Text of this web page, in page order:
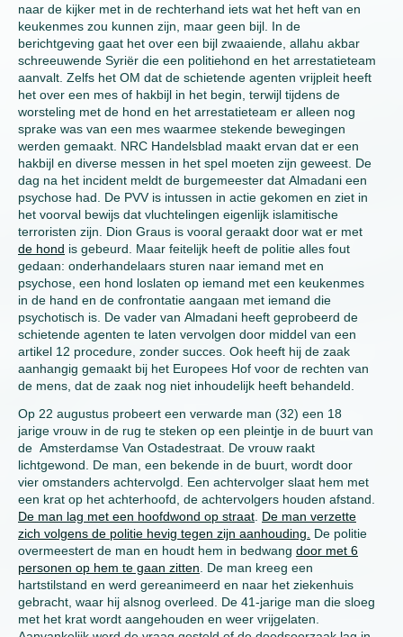
naar de kijker met in de rechterhand iets wat het heft van en
keukenmes zou kunnen zijn, maar geen bijl. In de
berichtgeving gaat het over een bijl zwaaiende, allahu akbar
schreeuwende Syriër die een politiehond en het arrestatieteam
aanvalt. Zelfs het OM dat de schietende agenten vrijpleit heeft
het over een mes of hakbijl in het begin, terwijl tijdens de
worsteling met de hond en het arrestatieteam er alleen nog
sprake was van een mes waarmee stekende bewegingen
werden gemaakt. NRC Handelsblad maakt ervan dat er een
hakbijl en diverse messen in het spel moeten zijn geweest. De
dag na het incident meldt de burgemeester dat Almadani een
psychose had. De PVV is intussen in actie gekomen en ziet in
het voorval bewijs dat vluchtelingen eigenlijk islamitische
terroristen zijn. Dion Graus is vooral geraakt door wat er met
de hond is gebeurd. Maar feitelijk heeft de politie alles fout
gedaan: onderhandelaars sturen naar iemand met en
psychose, een hond loslaten op iemand met een keukenmes
in de hand en de confrontatie aangaan met iemand die
psychotisch is. De vader van Almadani heeft geprobeerd de
schietende agenten te laten vervolgen door middel van een
artikel 12 procedure, zonder succes. Ook heeft hij de zaak
aanhangig gemaakt bij het Europees Hof voor de rechten van
de mens, dat de zaak nog niet inhoudelijk heeft behandeld.
Op 22 augustus probeert een verwarde man (32) een 18
jarige vrouw in de rug te steken op een pleintje in de buurt van
de Amsterdamse Van Ostadestraat. De vrouw raakt
lichtgewond. De man, een bekende in de buurt, wordt door
vier omstanders achtervolgd. Een achtervolger slaat hem met
een krat op het achterhoofd, de achtervolgers houden afstand.
De man lag met een hoofdwond op straat De man verzette
zich volgens de politie hevig tegen zijn aanhouding.
De politie
overmeestert de man en houdt hem in bedwang door met 6
personen op hem te gaan zitten . De man kreeg een
hartstilstand en werd gereanimeerd en naar het ziekenhuis
gebracht, waar hij alsnog overleed. De 41-jarige man die sloeg
met het krat wordt aangehouden en weer vrijgelaten.